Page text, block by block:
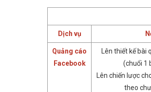
Dịch vụ
Quảng cáo
Facebook
Lên thiết kế
(chuổi 1
Lên chiến lược
theo